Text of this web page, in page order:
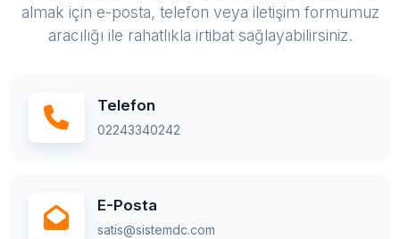
almak için e-posta, telefon veya iletişim formumuz
aracılığı ile rahatlıkla irtibat sağlayabilirsiniz.
Telefon
02243340242
E-Posta
satis@sistemdc.com